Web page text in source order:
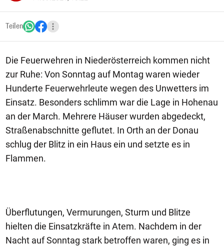
Teilen
Die Feuerwehren in Niederösterreich kommen nicht
zur Ruhe: Von Sonntag auf Montag waren wieder
Hunderte Feuerwehrleute wegen des Unwetters im
Einsatz. Besonders schlimm war die Lage in Hohenau
an der March. Mehrere Häuser wurden abgedeckt,
Straßenabschnitte geflutet. In Orth an der Donau
schlug der Blitz in ein Haus ein und setzte es in
Flammen.
Überflutungen, Vermurungen, Sturm und Blitze
hielten die Einsatzkräfte in Atem. Nachdem in der
Nacht auf Sonntag stark betroffen waren, ging es in